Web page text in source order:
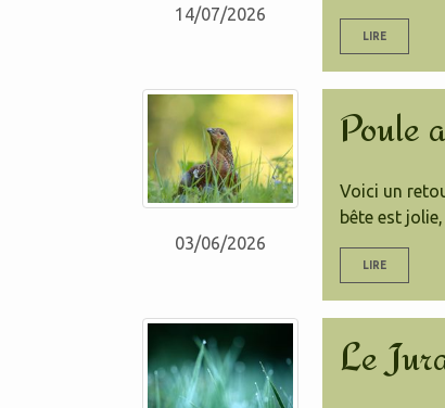
14/07/2026
LIRE
03/06/2026
Poule
Voici un
bête est
LIRE
Le